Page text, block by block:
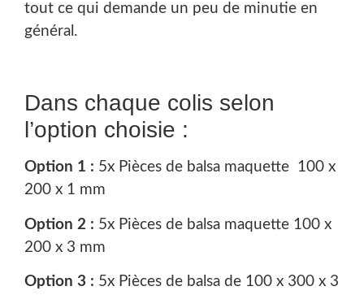
tout ce qui demande un peu de minutie en
général.
Dans chaque colis selon
l’option choisie :
Option 1 : 5x Pièces de balsa maquette 100 x
200 x 1 mm
Option 2 : 5x Pièces de balsa maquette 100 x
200 x 3 mm
Option 3 : 5x Pièces de balsa de 100 x 300 x 3